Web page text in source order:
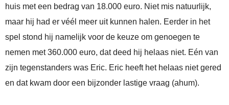
huis met een bedrag van 18.000 euro. Niet mis natuurlijk,
maar hij had er véél meer uit kunnen halen. Eerder in het
spel stond hij namelijk voor de keuze om genoegen te
nemen met 360.000 euro, dat deed hij helaas niet. Eén van
zijn tegenstanders was Eric. Eric heeft het helaas niet gered
en dat kwam door een bijzonder lastige vraag (ahum).